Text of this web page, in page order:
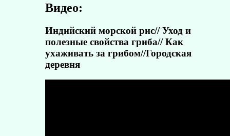
Видео:
Индийский морской рис// Уход и
полезные свойства гриба// Как
ухаживать за грибом//Городская
деревня